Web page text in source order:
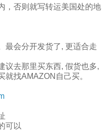
，否则就写转运美国处的地
最会分开发货了, 更适合走
议去那里买东西, 假货也多,
找AMAZON自己买。
可以